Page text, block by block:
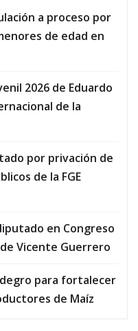
a proceso por
de edad en
2026 de Eduardo
de la
por privación de
de la FGE
en Congreso
Vicente Guerrero
para fortalecer
de Maíz